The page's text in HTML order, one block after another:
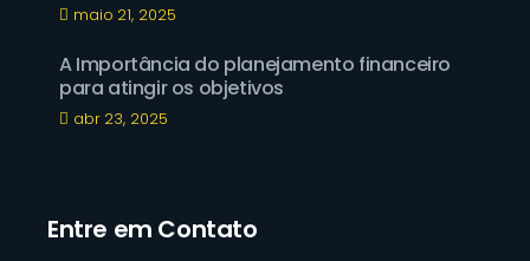
maio 21, 2025
A Importância do planejamento financeiro
para atingir os objetivos
abr 23, 2025
Entre em Contato